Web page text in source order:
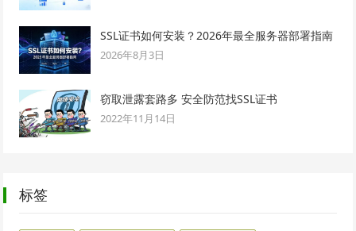
SSL证书如何安装？2026年最全服务器部署指南
2026年8月3日
窃取泄露套路多 安全防范找SSL证书
2022年11月14日
标签